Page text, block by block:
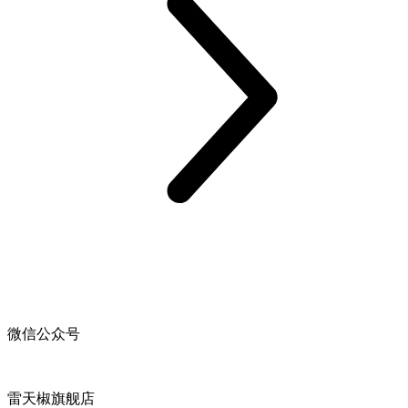
微信公众号
雷天椒旗舰店